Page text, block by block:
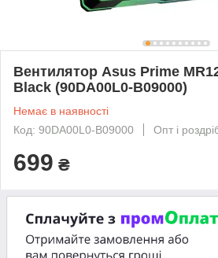
Вентилятор Asus Prime
Black (90DA00L0-B09000)
Немає в наявності
Код: 90DA00L0-B09000
Опт і
699 ₴